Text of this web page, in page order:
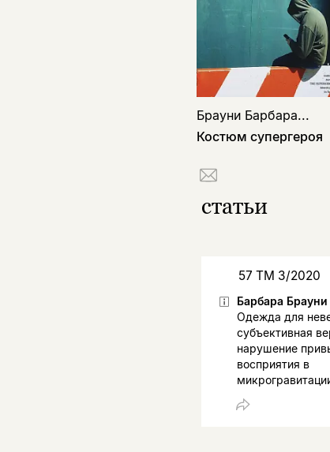
Брауни Барбара...
Костюм супергероя
статьи
57 ТМ 3/2020
Барбара Брауни
Одежда для
субъективная
нарушение
восприятия в